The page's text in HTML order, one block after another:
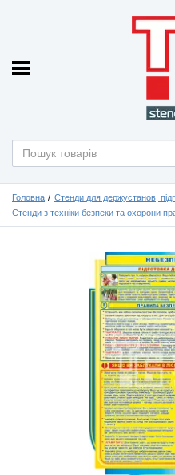
Головна
Стенди для держустанов,
Стенди з техніки безпеки та охорони